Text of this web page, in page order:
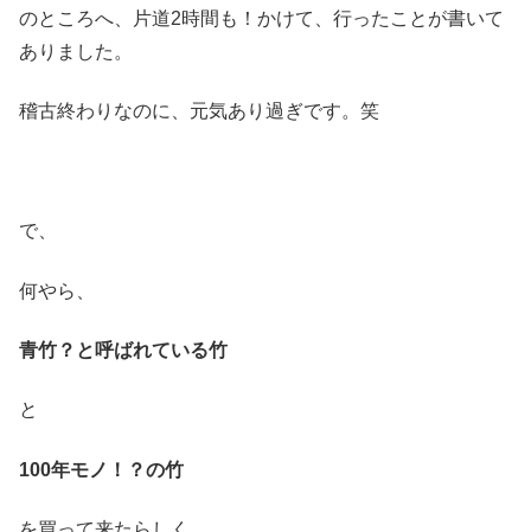
のところへ、片道2時間も！かけて、行ったことが書いて
ありました。
稽古終わりなのに、元気あり過ぎです。笑
で、
何やら、
青竹？と呼ばれている竹
と
100年モノ！？の竹